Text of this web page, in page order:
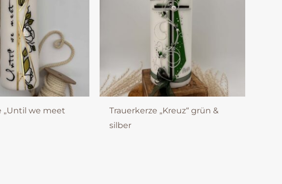
„Until we meet
Trauerkerze „Kreuz“ grün &
silber